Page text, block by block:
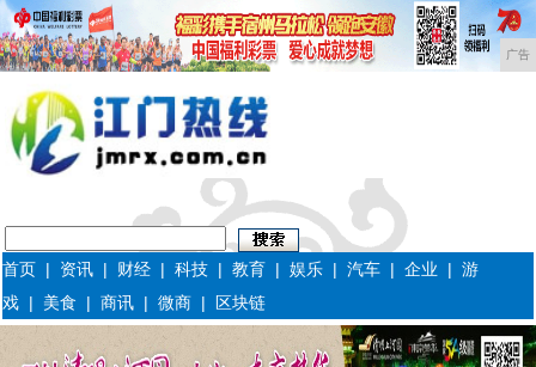
广告
首页 | 资讯 | 财经 |科技 |教育 |娱乐 |汽车 |企业 |游
戏 | 美食 |商讯 |微商 | 区块链